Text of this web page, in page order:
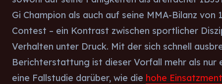
Gi Champion als auch auf seine MMA-Bilanz von
Contest – ein Kontrast zwischen sportlicher
Verhalten unter Druck. Mit der sich schnell
Berichterstattung ist dieser Vorfall mehr als nur
eine Fallstudie darüber, wie die hohe